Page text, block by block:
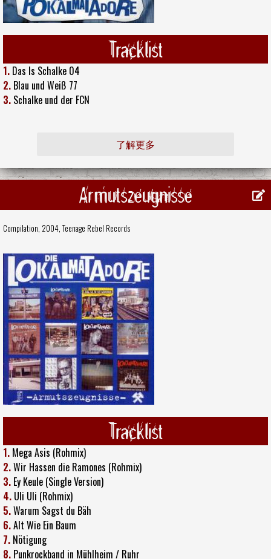
Tracklist
1. Das Is Schalke 04
2. Blau und Weiß 77
3. Schalke und der FCN
了解更多
Armutszeugnisse
Compilation, 2004, Teenage Rebel Records
Tracklist
1. Mega Asis (Rohmix)
2.Wir Hassen die Ramones (Rohmix)
3. Ey Keule (Single Version)
4. Uli Uli (Rohmix)
5.Warum Sagst du Bäh
6.Alt Wie Ein Baum
7. Nötigung
8. Punkrockband in Mühlheim / Ruhr